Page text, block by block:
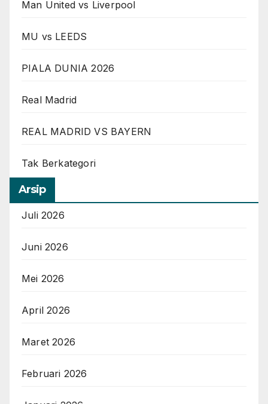
Man United vs Liverpool
MU vs LEEDS
PIALA DUNIA 2026
Real Madrid
REAL MADRID VS BAYERN
Tak Berkategori
Arsip
Juli 2026
Juni 2026
Mei 2026
April 2026
Maret 2026
Februari 2026